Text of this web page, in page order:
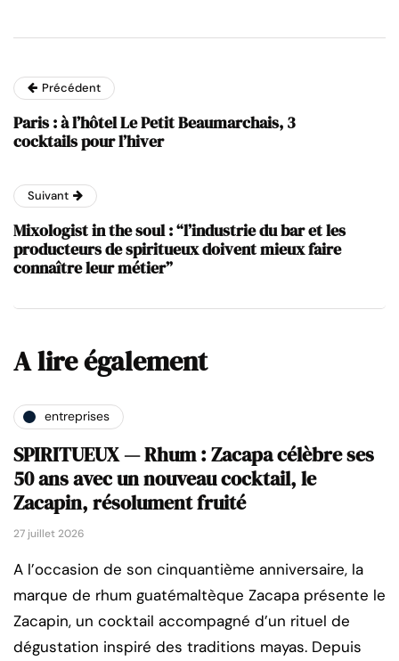
Précédent
Paris : à l’hôtel Le Petit Beaumarchais, 3
cocktails pour l’hiver
Suivant
Mixologist in the soul : “l’industrie du bar et les
producteurs de spiritueux doivent mieux faire
connaître leur métier”
A lire également
entreprises
SPIRITUEUX — Rhum : Zacapa célèbre ses
50 ans avec un nouveau cocktail, le
Zacapin, résolument fruité
27 juillet 2026
A l’occasion de son cinquantième anniversaire, la
marque de rhum guatémaltèque Zacapa présente le
Zacapin, un cocktail accompagné d’un rituel de
dégustation inspiré des traditions mayas. Depuis